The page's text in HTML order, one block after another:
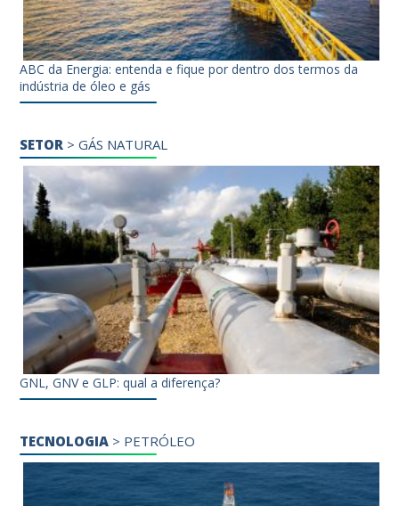
ABC da Energia: entenda e fique por dentro dos termos da
indústria de óleo e gás
SETOR >GÁS NATURAL
GNL, GNV e GLP: qual a diferença?
TECNOLOGIA > PETRÓLEO